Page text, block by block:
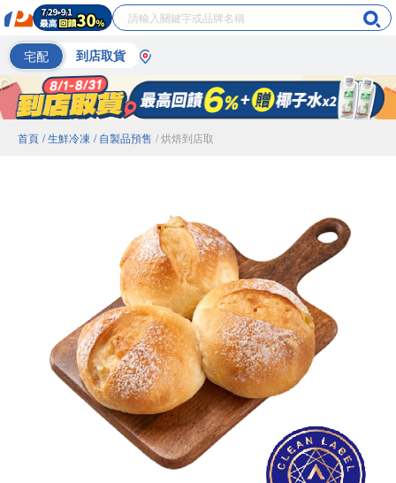
宅配 到店取貨
首頁 / 生鮮冷凍 / 自製品預售 / 烘焙到店取